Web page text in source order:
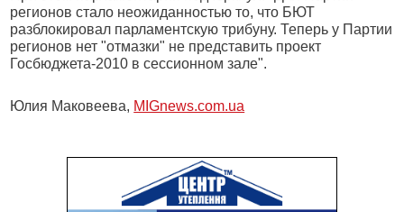
регионов стало неожиданностью то, что БЮТ
разблокировал парламентскую трибуну. Теперь у Партии
регионов нет "отмазки" не представить проект
Госбюджета-2010 в сессионном зале".
Юлия Маковеева, MIGnews.com.ua